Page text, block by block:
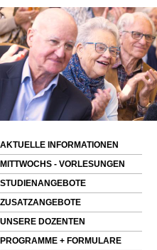
AKTUELLE INFORMATIONEN
MITTWOCHS - VORLESUNGEN
STUDIENANGEBOTE
ZUSATZANGEBOTE
UNSERE DOZENTEN
PROGRAMME + FORMULARE